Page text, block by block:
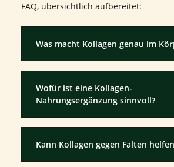
FAQ, übersichtlich aufbereitet:
Was macht Kollagen genau im
Wofür ist eine Kollagen-
Nahrungsergänzung sinnvoll?
Kann Kollagen gegen Falten